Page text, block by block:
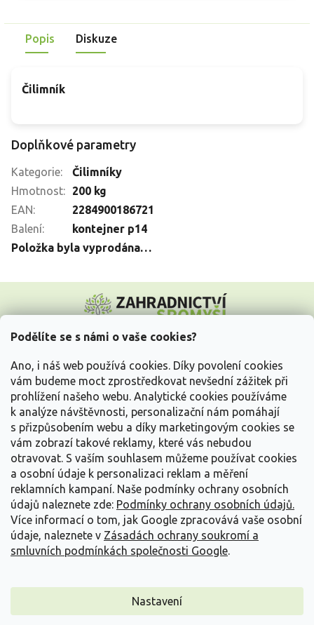
Podělíte se s námi o vaše cookies?
Ano, i náš web používá cookies. Díky povolení cookies
vám budeme moct zprostředkovat nevšední zážitek při
prohlížení našeho webu. Analytické cookies používáme
k analýze návštěvnosti, personalizační nám pomáhají
s přizpůsobením webu a díky marketingovým cookies se
vám zobrazí takové reklamy, které vás nebudou
otravovat. S vaším souhlasem můžeme používat cookies
a osobní údaje k personalizaci reklam a měření
reklamních kampaní. Naše podmínky ochrany osobních
údajů naleznete zde: Podmínky ochrany osobních údajů.
Více informací o tom, jak Google zpracovává vaše osobní
údaje, naleznete v Zásadách ochrany soukromí a
smluvních podmínkách společnosti Google.
Nastavení
Popis Diskuze
Čilimník
Doplňkové parametry
Kategorie:
Čilimníky
Hmotnost:
200 kg
EAN:
2284900186721
Balení:
kontejner p14
Položka byla vyprodána…
p
Vše o nákupu
Informace pro Vás
Kontakujte nás
Vytvořil Shoptet